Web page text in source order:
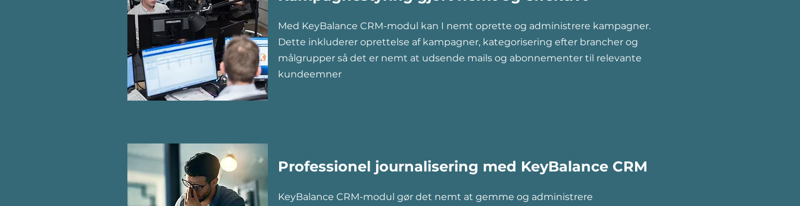
Med KeyBalance CRM-modul kan I nemt oprette og administrere kampagner.
Dette inkluderer oprettelse af kampagner, kategorisering efter brancher og
målgrupper så det er nemt at udsende mails og abonnementer til relevante
kundeemner
Professionel journalisering med KeyBalance CRM
KeyBalance CRM-modul gør det nemt at gemme og administrere